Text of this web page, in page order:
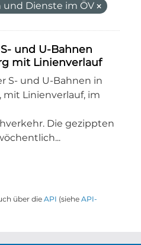
und Dienste im ÖV
und U-Bahnen
mit Linienverlauf
S- und U-Bahnen in
Linienverlauf, im
Die gezippten
über die API (siehe API-